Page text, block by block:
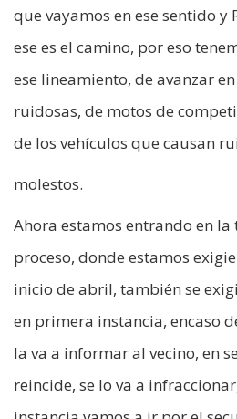
que vayamos en ese sentido y
ese es el camino, por eso
ese lineamiento, de avanzar
ruidosas, de motos de
de los vehículos que causan
molestos.
Ahora estamos entrando en la
proceso, donde estamos
inicio de abril, también se
en primera instancia, encaso
la va a informar al vecino, en
reincide, se lo va a